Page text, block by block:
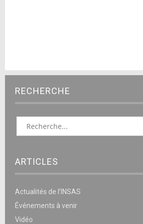
RECHERCHE
ARTICLES
Actualités de l’INSAS
Événements à venir
Vidéo